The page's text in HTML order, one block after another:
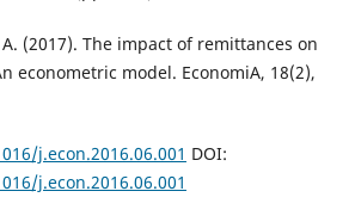
(2017). The impact of remittances on
econometric model. EconomiA, 18(2),
j.econ.2016.06.001 DOI:
j.econ.2016.06.001